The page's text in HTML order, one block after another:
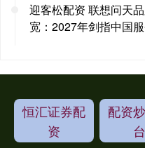
迎客松配资 联想问天
宽：2027年剑指中国
恒汇证券配
资
配资
台